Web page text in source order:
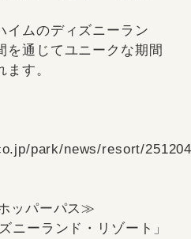
イムのディズニーラン
を通じてユニークな期間
す。
park/news/resort/
ッパーパス≫
ニーランド・リゾート」